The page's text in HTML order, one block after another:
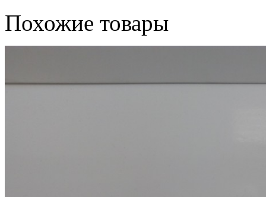
Похожие товары